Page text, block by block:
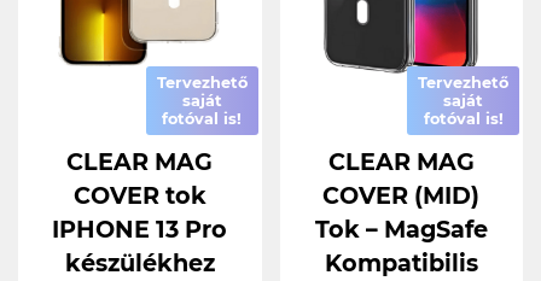
Tervezhető
saját
fotóval is!
CLEAR MAG
COVER tok
IPHONE 13 Pro
készülékhez
Tervezhető
saját
fotóval is!
CLEAR MAG
COVER (MID)
Tok – MagSafe
Kompatibilis